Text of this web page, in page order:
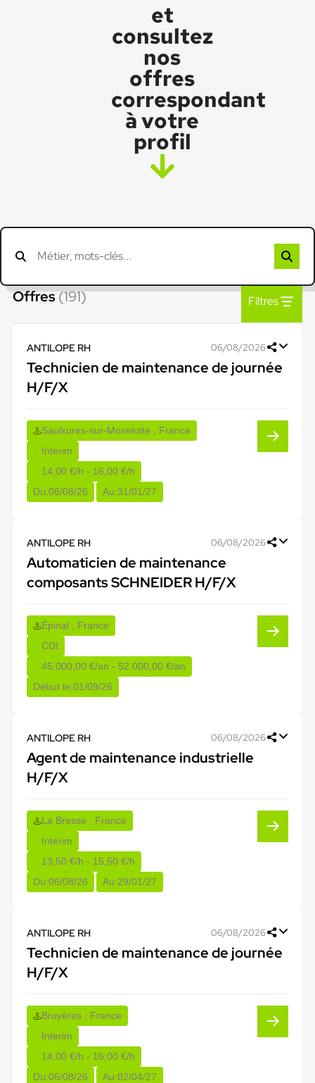
et
consultez
nos
offres
correspondant
à votre
profil
Offres(191) Filtres
ANTILOPE RH 06/08/2026
Technicien de maintenance de journée
H/F/X
Saulxures-sur-Moselotte , France
Interim
14,00 €/h - 16,00 €/h
Du:06/08/26 Au:31/01/27
ANTILOPE RH 06/08/2026
Automaticien de maintenance
composants SCHNEIDER H/F/X
Épinal , France
CDI
45.000,00 €/an - 52.000,00 €/an
Début le:01/09/26
ANTILOPE RH 06/08/2026
Agent de maintenance industrielle
H/F/X
La Bresse , France
Interim
13,50 €/h - 15,50 €/h
Du:06/08/26 Au:29/01/27
ANTILOPE RH 06/08/2026
Technicien de maintenance de journée
H/F/X
Bruyères , France
Interim
14,00 €/h - 16,00 €/h
Du:06/08/26 Au:02/04/27